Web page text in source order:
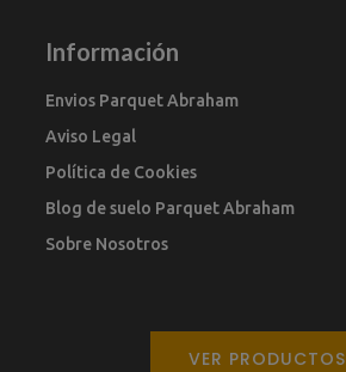
Información
Envios Parquet Abraham
Aviso Legal
Política de Cookies
Blog de suelo Parquet Abraham
Sobre Nosotros
VER PRODUCTOS